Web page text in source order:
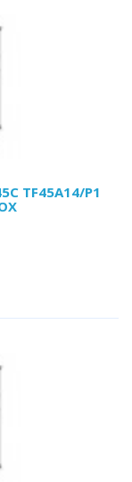
ТF45А14/P1